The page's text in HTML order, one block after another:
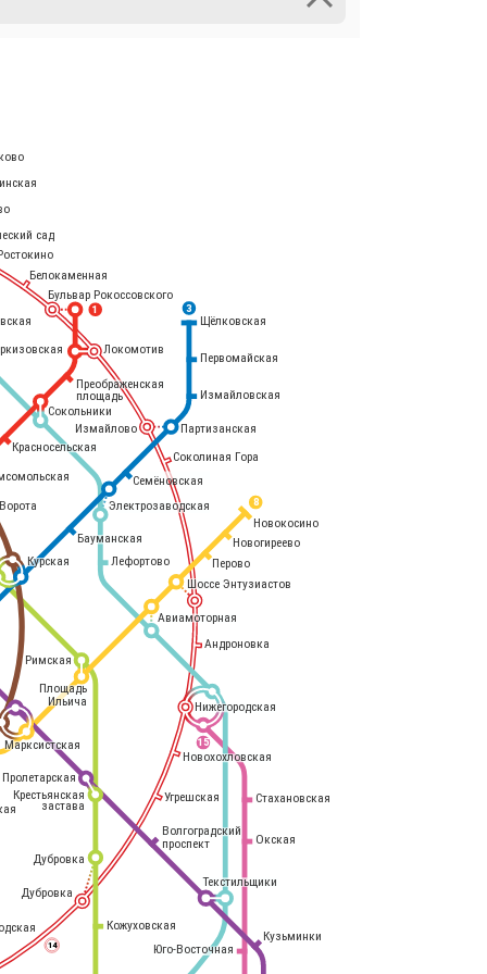
3
1
8
15
14
Локомотив
Измайлово
Соколиная Гора
Андроновка
Нижегородская
Новохохловская
Угрешская
Дубровка
сад
Белокаменная
Текстильщики
Кузьминки
Кожуховская
Щёлковская
Первомайская
Измайловская
Бульвар Рокоссовского
Красносельская
Сокольники
Партизанская
Бауманская
Перово
Новогиреево
Новокосино
Площадь
Ильича
Римская
Дубровка
Марксистская
Преображенская
площадь
Волгоградский
проспект
Юго-Восточная
Окская
Стахановская
Курская
Электрозаводская
Семёновская
Авиамоторная
Крестьянская
застава
Пролетарская
Лефортово
Шоссе Энтузиастов